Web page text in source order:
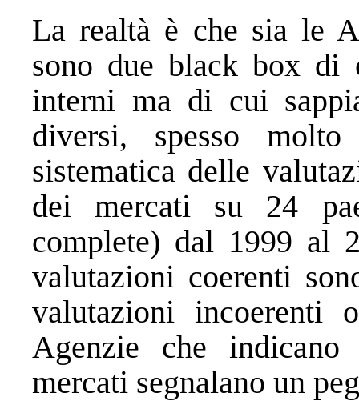
La realtà è che sia le
sono due black box di
interni ma di cui
diversi, spesso
sistematica delle
dei mercati su 24
complete) dal 1999 al
valutazioni coerenti
valutazioni
Agenzie che
mercati segnalano un